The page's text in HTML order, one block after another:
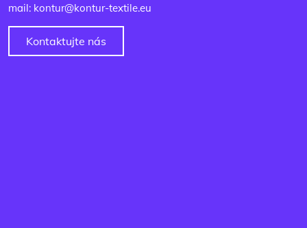
mail: kontur@kontur-textile.eu
Kontaktujte nás